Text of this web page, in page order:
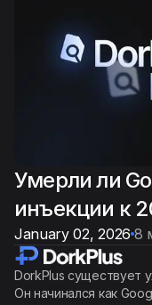
Умерли ли
инъекции к
January 02, 2026 8
DorkPlus существует
Он начинался как